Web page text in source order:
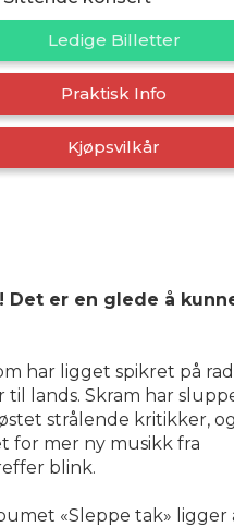
Ledige Billetter
Praktisk Info
Kjøpsvilkår
Det er en glede å
har ligget spikret på
til lands. Skram har
strålende kritikker,
for mer ny musikk fra
blink.
«Sleppe tak» ligger